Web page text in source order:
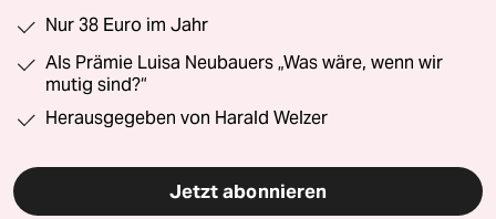
Nur 38 Euro im Jahr
Als Prämie Luisa Neubauers „Was wäre, wenn wir
mutig sind?“
Herausgegeben von Harald Welzer
Jetzt abonnieren